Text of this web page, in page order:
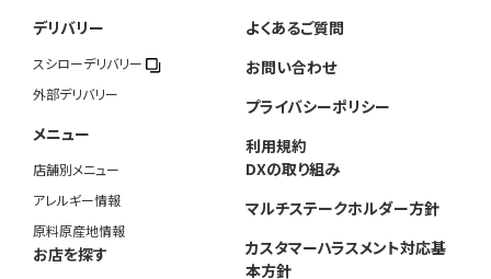
デリバリー
スシローデリバリー
外部デリバリー
メニュー
店舗別メニュー
アレルギー情報
原料原産地情報
お店を探す
よくあるご質問
お問い合わせ
プライバシーポリシー
利用規約
DXの取り組み
マルチステークホルダー方針
カスタマーハラスメント対応基
本方針